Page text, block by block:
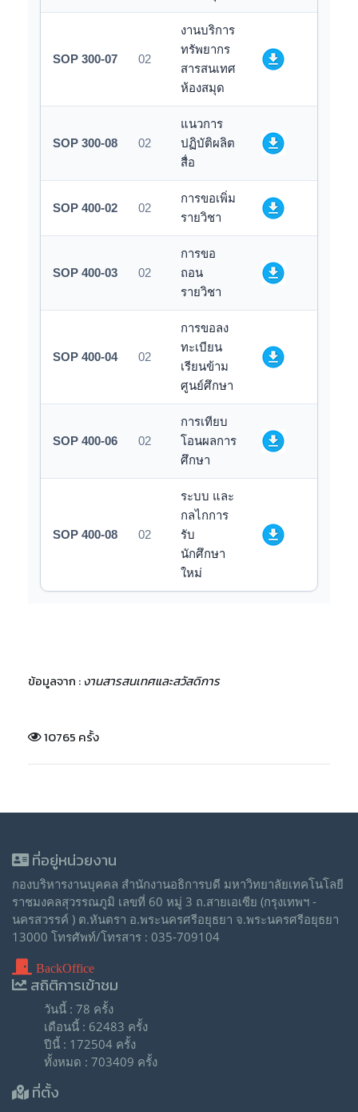
SOP 300-07 02
งานบริการ
ทรัพยากร
สารสนเทศ
ห้องสมุด
SOP 300-08 02
แนวการ
ปฏิบัติผลิต
สื่อ
SOP 400-02 02
การขอเพิ่ม
รายวิชา
SOP 400-03 02
การขอ
ถอน
รายวิชา
SOP 400-04 02
การขอลง
ทะเบียน
เรียนข้าม
ศูนย์ศึกษา
SOP 400-06 02
การเทียบ
โอนผลการ
ศึกษา
SOP 400-08 02
ระบบ และ
กลไกการ
รับ
นักศึกษา
ใหม่
ข้อมูลจาก :งานสารสนเทศและสวัสดิการ
10765 ครั้ง
ที่อยู่หน่วยงาน
กองบริหารงานบุคคล สำนักงานอธิการบดี มหาวิทยาลัยเทคโนโลยี
ราชมงคลสุวรรณภูมิ เลขที่ 60 หมู่ 3 ถ.สายเอเซีย (กรุงเทพฯ -
นครสวรรค์ ) ต.หันตรา อ.พระนครศรีอยุธยา จ.พระนครศรีอยุธยา
13000 โทรศัพท์/โทรสาร : 035-709104
BackOffice
สถิติการเข้าชม
วันนี้ : 78 ครั้ง
เดือนนี้ : 62483 ครั้ง
ปีนี้ : 172504 ครั้ง
ทั้งหมด : 703409 ครั้ง
ที่ตั้ง